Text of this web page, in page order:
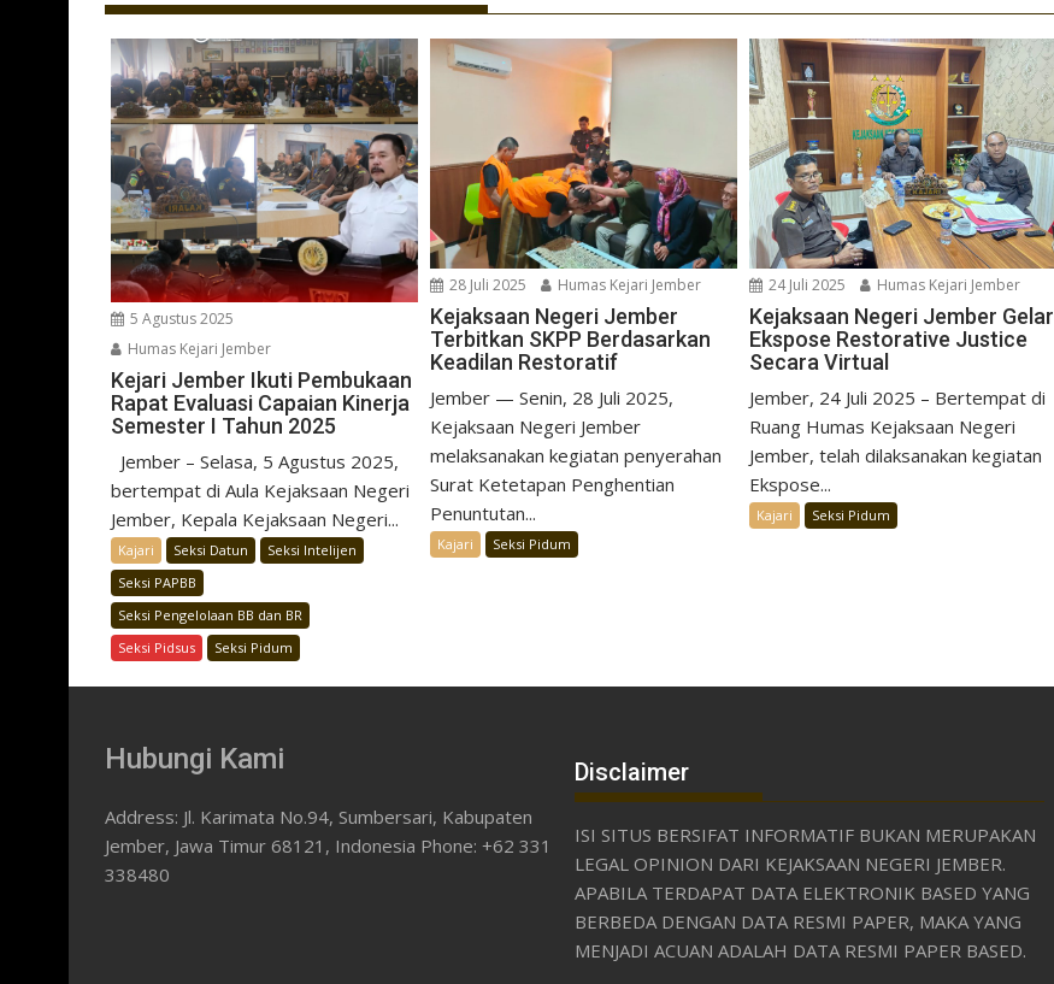
5 Agustus 2025
Humas Kejari Jember
Kejari Jember Ikuti Pembukaan
Rapat Evaluasi Capaian Kinerja
Semester I Tahun 2025
Jember – Selasa, 5 Agustus 2025,
bertempat di Aula Kejaksaan Negeri
Jember, Kepala Kejaksaan Negeri...
Kajari Seksi Datun
Seksi Intelijen
Seksi PAPBB
Seksi Pengelolaan BB dan BR
Seksi Pidsus
Seksi Pidum
28 Juli 2025 Humas Kejari Jember
Kejaksaan Negeri Jember
Terbitkan SKPP Berdasarkan
Keadilan Restoratif
Jember — Senin, 28 Juli 2025,
Kejaksaan Negeri Jember
melaksanakan kegiatan penyerahan
Surat Ketetapan Penghentian
Penuntutan...
Kajari Seksi Pidum
24 Juli 2025 Humas Kejari Jember
Kejaksaan Negeri Jember Gelar
Ekspose Restorative Justice
Secara Virtual
Jember, 24 Juli 2025 – Bertempat di
Ruang Humas Kejaksaan Negeri
Jember, telah dilaksanakan kegiatan
Ekspose...
Kajari Seksi Pidum
Hubungi Kami
Address: Jl. Karimata No.94, Sumbersari, Kabupaten
Jember, Jawa Timur 68121, Indonesia Phone: +62 331
338480
Disclaimer
ISI SITUS BERSIFAT INFORMATIF BUKAN MERUPAKAN
LEGAL OPINION DARI KEJAKSAAN NEGERI JEMBER.
APABILA TERDAPAT DATA ELEKTRONIK BASED YANG
BERBEDA DENGAN DATA RESMI PAPER, MAKA YANG
MENJADI ACUAN ADALAH DATA RESMI PAPER BASED.